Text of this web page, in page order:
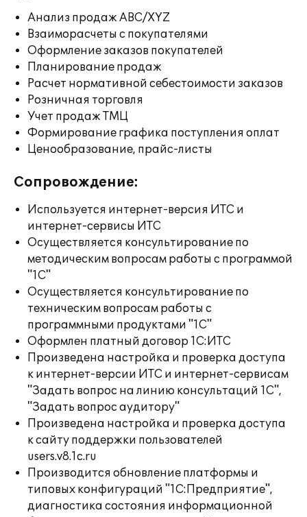
Анализ продаж ABC/XYZ
Взаиморасчеты с покупателями
Оформление заказов покупателей
Планирование продаж
Расчет нормативной себестоимости заказов
Розничная торговля
Учет продаж ТМЦ
Формирование графика поступления оплат
Ценообразование, прайс-листы
Сопровождение:
Используется интернет-версия ИТС и
интернет-сервисы ИТС
Осуществляется консультирование по
методическим вопросам работы с программой
"1С"
Осуществляется консультирование по
техническим вопросам работы с
программными продуктами "1С"
Оформлен платный договор 1С:ИТС
Произведена настройка и проверка доступа
к интернет-версии ИТС и интернет-сервисам
"Задать вопрос на линию консультаций 1С",
"Задать вопрос аудитору"
Произведена настройка и проверка доступа
к сайту поддержки пользователей
users.v8.1c.ru
Производится обновление платформы и
типовых конфигураций "1С:Предприятие",
диагностика состояния информационной